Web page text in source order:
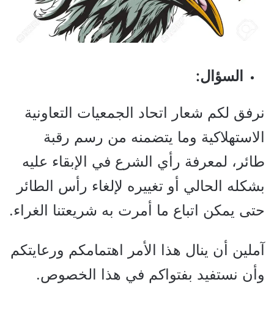
السؤال:
نرفق لكم شعار اتحاد الجمعيات التعاونية
الاستهلاكية وما يتضمنه من رسم رقبة
طائر، لمعرفة رأي الشرع في الإبقاء عليه
بشكله الحالي أو تغييره لإلغاء رأس الطائر
حتى يمكن اتباع ما أمرت به شريعتنا الغراء.
آملين أن ينال هذا الأمر اهتمامكم ورعايتكم
وأن نستفيد بفتواكم في هذا الخصوص.